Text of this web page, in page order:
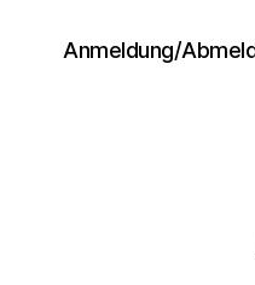
Anmeldung/